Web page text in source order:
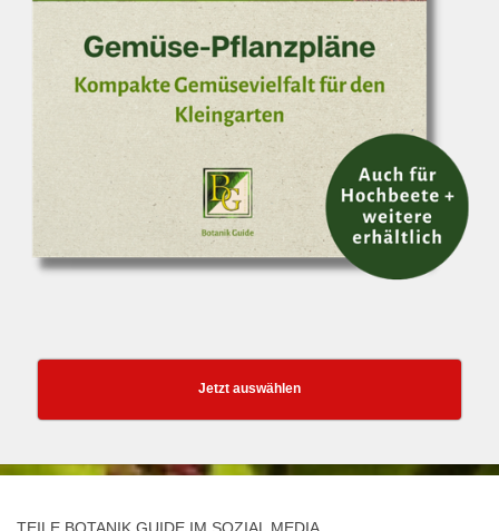
Jetzt auswählen
TEILE BOTANIK GUIDE IM SOZIAL MEDIA